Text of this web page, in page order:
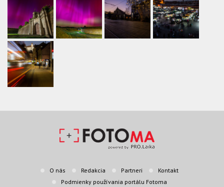
O nás Redakcia Partneri
Kontakt
Podmienky používania portálu Fotoma